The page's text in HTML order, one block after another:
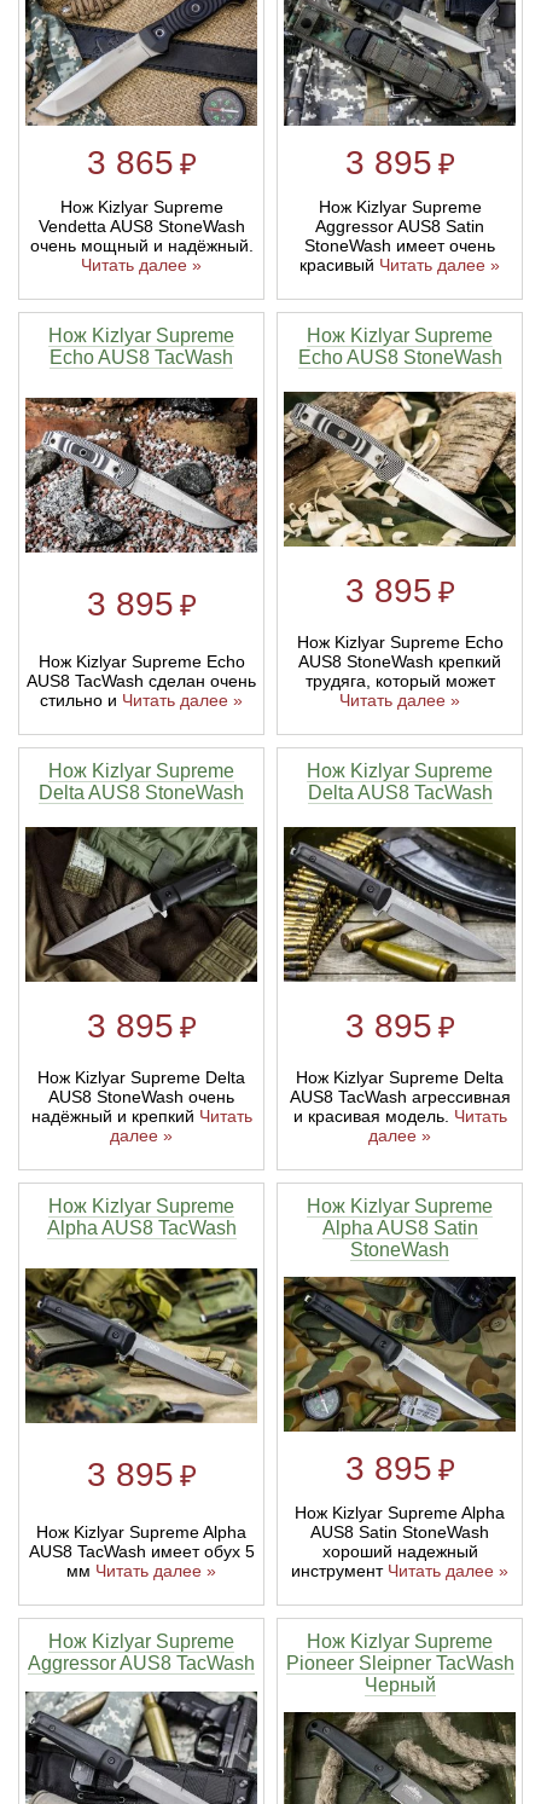
3 865 ₽
Нож Kizlyar Supreme
Vendetta AUS8 StoneWash
очень мощный и надёжный.
Читать далее »
3 895 ₽
Нож Kizlyar Supreme
Aggressor AUS8 Satin
StoneWash имеет очень
красивый Читать далее »
Нож Kizlyar Supreme
Echo AUS8 TacWash
3 895 ₽
Нож Kizlyar Supreme Echo
AUS8 TacWash сделан очень
стильно и Читать далее »
Нож Kizlyar Supreme
Echo AUS8 StoneWash
3 895 ₽
Нож Kizlyar Supreme Echo
AUS8 StoneWash крепкий
трудяга, который может
Читать далее »
Нож Kizlyar Supreme
Delta AUS8 StoneWash
3 895 ₽
Нож Kizlyar Supreme Delta
AUS8 StoneWash очень
надёжный и крепкий Читать
далее »
Нож Kizlyar Supreme
Delta AUS8 TacWash
3 895 ₽
Нож Kizlyar Supreme Delta
AUS8 TacWash агрессивная
и красивая модель. Читать
далее »
Нож Kizlyar Supreme
Alpha AUS8 TacWash
3 895 ₽
Нож Kizlyar Supreme Alpha
AUS8 TacWash имеет обух 5
мм Читать далее »
Нож Kizlyar Supreme
Alpha AUS8 Satin
StoneWash
3 895 ₽
Нож Kizlyar Supreme Alpha
AUS8 Satin StoneWash
хороший надежный
инструмент Читать далее »
Нож Kizlyar Supreme
Aggressor AUS8 TacWash
Нож Kizlyar Supreme
Pioneer Sleipner TacWash
Черный